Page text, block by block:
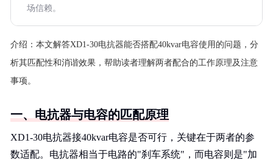
场信赖。
介绍： 本文解答XD1-30电抗器能否搭配40kvar电容使用的问题，分
析其匹配性和消谐效果，帮助读者理解两者配合的工作原理及注意
事项。
一、电抗器与电容的匹配原理
XD1-30电抗器接40kvar电容是否可行，关键在于两者的参
数适配。电抗器相当于电路的"刹车系统"，而电容则是"加